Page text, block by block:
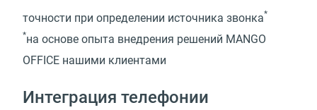
точности при определении источника звонка*
*на основе опыта внедрения решений MANGO
OFFICE нашими клиентами
Интеграция телефонии